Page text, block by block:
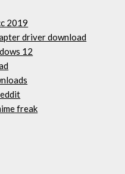
2019
driver download
12
freak